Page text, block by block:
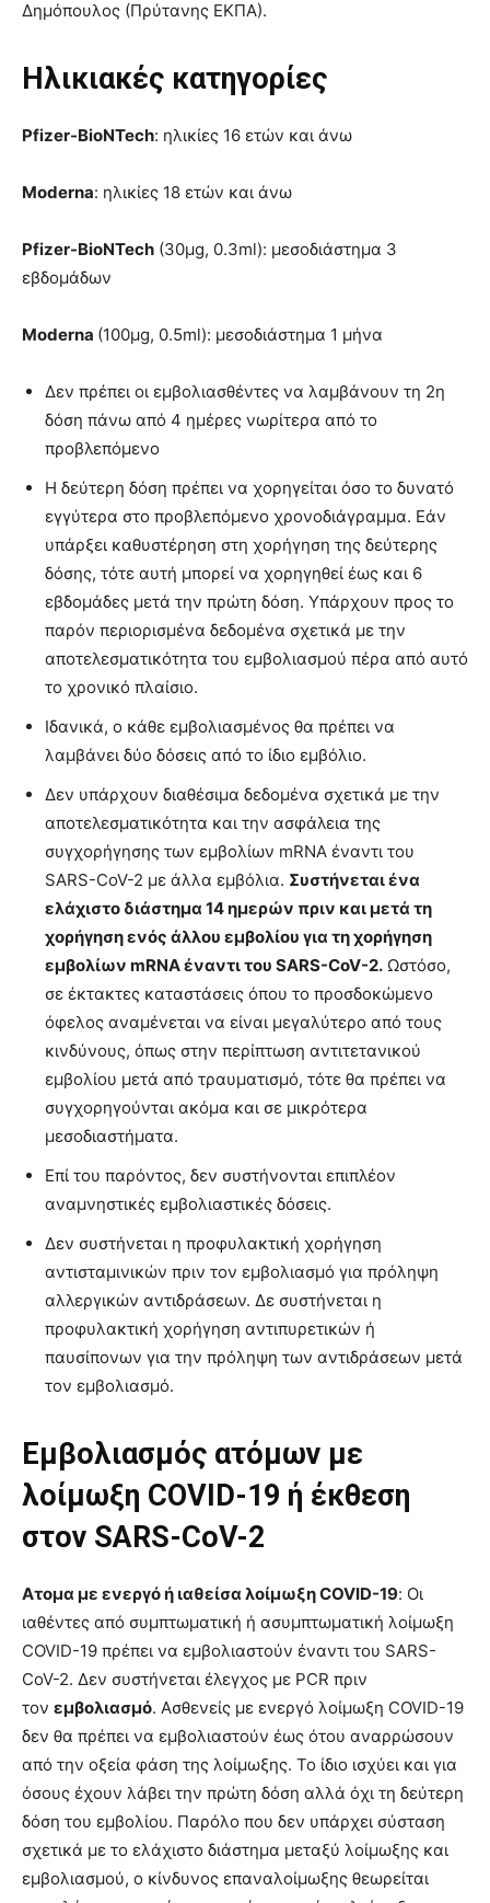
Δημόπουλος (Πρύτανης ΕΚΠΑ).
Ηλικιακές κατηγορίες
Pfizer-BioNTech: ηλικίες 16 ετών και άνω
Moderna: ηλικίες 18 ετών και άνω
Pfizer-BioNTech (30μg, 0.3ml): μεσοδιάστημα 3
εβδομάδων
Moderna (100μg, 0.5ml): μεσοδιάστημα 1 μήνα
Δεν πρέπει οι εμβολιασθέντες να λαμβάνουν τη 2η
δόση πάνω από 4 ημέρες νωρίτερα από το
προβλεπόμενο
Η δεύτερη δόση πρέπει να χορηγείται όσο το δυνατό
εγγύτερα στο προβλεπόμενο χρονοδιάγραμμα. Εάν
υπάρξει καθυστέρηση στη χορήγηση της δεύτερης
δόσης, τότε αυτή μπορεί να χορηγηθεί έως και 6
εβδομάδες μετά την πρώτη δόση. Υπάρχουν προς το
παρόν περιορισμένα δεδομένα σχετικά με την
αποτελεσματικότητα του εμβολιασμού πέρα από αυτό
το χρονικό πλαίσιο.
Ιδανικά, ο κάθε εμβολιασμένος θα πρέπει να
λαμβάνει δύο δόσεις από το ίδιο εμβόλιο.
Δεν υπάρχουν διαθέσιμα δεδομένα σχετικά με την
αποτελεσματικότητα και την ασφάλεια της
συγχορήγησης των εμβολίων mRNA έναντι του
SARS-CoV-2 με άλλα εμβόλια. Συστήνεται ένα
ελάχιστο διάστημα 14 ημερών πριν και μετά τη
χορήγηση ενός άλλου εμβολίου για τη χορήγηση
εμβολίων mRNA έναντι του SARS-CoV-2. Ωστόσο,
σε έκτακτες καταστάσεις όπου το προσδοκώμενο
όφελος αναμένεται να είναι μεγαλύτερο από τους
κινδύνους, όπως στην περίπτωση αντιτετανικού
εμβολίου μετά από τραυματισμό, τότε θα πρέπει να
συγχορηγούνται ακόμα και σε μικρότερα
μεσοδιαστήματα.
Επί του παρόντος, δεν συστήνονται επιπλέον
αναμνηστικές εμβολιαστικές δόσεις.
Δεν συστήνεται η προφυλακτική χορήγηση
αντισταμινικών πριν τον εμβολιασμό για πρόληψη
αλλεργικών αντιδράσεων. Δε συστήνεται η
προφυλακτική χορήγηση αντιπυρετικών ή
παυσίπονων για την πρόληψη των αντιδράσεων μετά
τον εμβολιασμό.
Εμβολιασμός ατόμων με
λοίμωξη COVID-19 ή έκθεση
στον SARS-CoV-2
Ατομα με ενεργό ή ιαθείσα λοίμωξη COVID-19: Οι
ιαθέντες από συμπτωματική ή ασυμπτωματική λοίμωξη
COVID-19 πρέπει να εμβολιαστούν έναντι του SARS-
CoV-2. Δεν συστήνεται έλεγχος με PCR πριν
τον εμβολιασμό. Ασθενείς με ενεργό λοίμωξη COVID-19
δεν θα πρέπει να εμβολιαστούν έως ότου αναρρώσουν
από την οξεία φάση της λοίμωξης. Το ίδιο ισχύει και για
όσους έχουν λάβει την πρώτη δόση αλλά όχι τη δεύτερη
δόση του εμβολίου. Παρόλο που δεν υπάρχει σύσταση
σχετικά με το ελάχιστο διάστημα μεταξύ λοίμωξης και
εμβολιασμού, ο κίνδυνος επαναλοίμωξης θεωρείται